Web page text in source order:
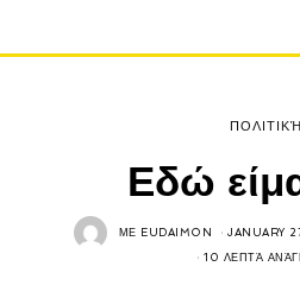
ΠΟΛΙΤΙΚΉ
Εδώ
ΜΕ EUDAIMON JANUARY
10 ΛΕΠΤΆ